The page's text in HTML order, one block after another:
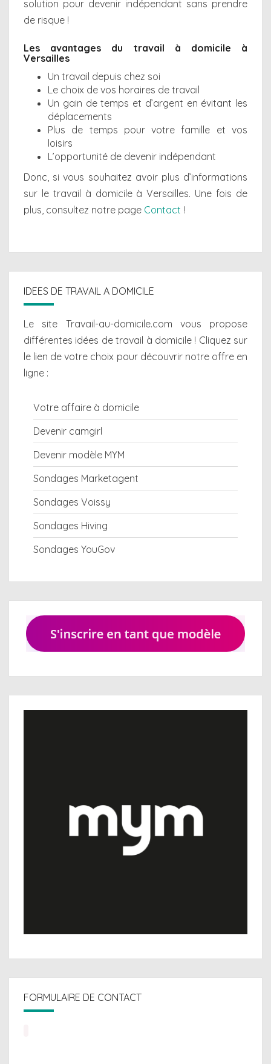
solution pour devenir indépendant sans prendre
de risque !
Les avantages du travail à domicile à
Versailles
Un travail depuis chez soi
Le choix de vos horaires de travail
Un gain de temps et d’argent en évitant les
déplacements
Plus de temps pour votre famille et vos
loisirs
L’opportunité de devenir indépendant
Donc, si vous souhaitez avoir plus d’informations
sur le travail à domicile à Versailles. Une fois de
plus, consultez notre page Contact !
IDEES DE TRAVAIL A DOMICILE
Le site Travail-au-domicile.com vous propose
différentes idées de travail à domicile! Cliquez sur
le lien de votre choix pour découvrir notre offre en
ligne :
Votre affaire à domicile
Devenir camgirl
Devenir modèle MYM
Sondages Marketagent
Sondages Voissy
Sondages Hiving
Sondages YouGov
FORMULAIRE DE CONTACT